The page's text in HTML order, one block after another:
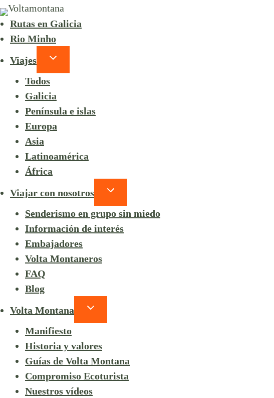
Rutas en Galicia
Rio Minho
Viajes
Todos
Galicia
Península e islas
Europa
Asia
Latinoamérica
África
Viajar con nosotros
Senderismo en grupo sin miedo
Información de interés
Embajadores
Volta Montaneros
FAQ
Blog
Volta Montana
Manifiesto
Historia y valores
Guías de Volta Montana
Compromiso Ecoturista
Nuestros vídeos